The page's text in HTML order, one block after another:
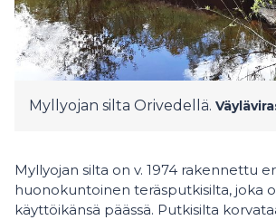
Myllyojan silta Orivedellä.
Myllyojan silta on v. 1974 rakennettu
huonokuntoinen teräsputkisilta, joka
käyttöikänsä päässä. Putkisilta